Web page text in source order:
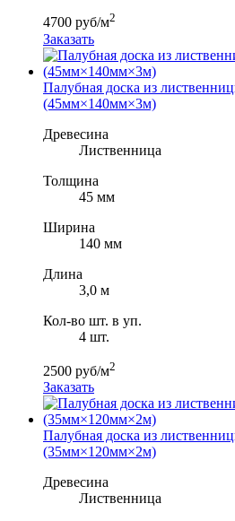
4700 руб/м2
Заказать
Палубная доска из
(45мм×140мм×3м)
Древесина
Лиственница
Толщина
45 мм
Ширина
140 мм
Длина
3,0 м
Кол-во шт. в уп.
4 шт.
2500 руб/м2
Заказать
Палубная доска из
(35мм×120мм×2м)
Древесина
Лиственница